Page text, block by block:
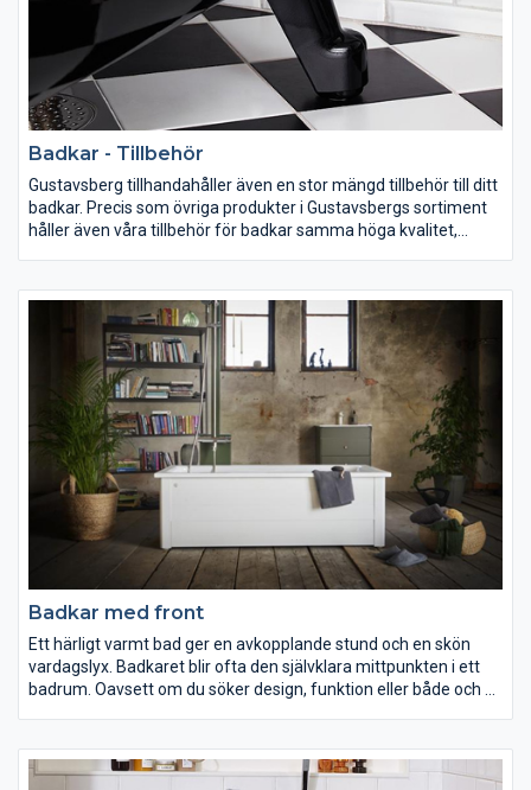
Badkar - Tillbehör
Gustavsberg tillhandahåller även en stor mängd tillbehör till ditt
badkar. Precis som övriga produkter i Gustavsbergs sortiment
håller även våra tillbehör för badkar samma höga kvalitet,
nödvändiga tillbehör direkt!
Badkar med front
Ett härligt varmt bad ger en avkopplande stund och en skön
vardagslyx. Badkaret blir ofta den självklara mittpunkten i ett
badrum. Oavsett om du söker design, funktion eller både och så
speciella ytbehandling blir ditt badkar både mindre halkigt och
mer lättstädat.